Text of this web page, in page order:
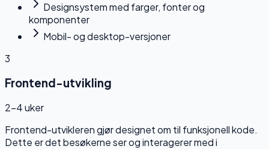
Designsystem med farger, fonter og
komponenter
Mobil- og desktop-versjoner
3
Frontend-utvikling
2–4 uker
Frontend-utvikleren gjør designet om til funksjonell kode.
Dette er det besøkerne ser og interagerer med i